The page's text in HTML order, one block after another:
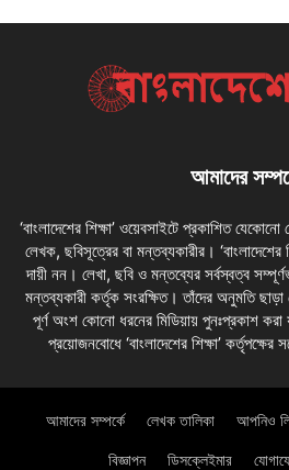
আমাদের
‘বাংলাদেশের শিক্ষা’ ওয়েবসাইটে প্রকাশিত
লেখক, ছবিসূত্রের বা মন্তব্যকারীর।
দায়ী নন। লেখা, ছবি ও মন্তব্যের সর্বস্বত্ব
মন্তব্যকারী কর্তৃক সংরক্ষিত। তাঁদের অনুমতি
পূর্ণ অংশ কোনো ধরনের মিডিয়ায় পুনঃপ্রকাশ করা
প্রয়োজনবোধে ‘বাংলাদেশের শিক্ষা’ কর্তৃপক্ষের
আমাদের সম্পর্কে লেখক তালিকা আপনিও
বিজ্ঞাপন ডিসক্লেইমার